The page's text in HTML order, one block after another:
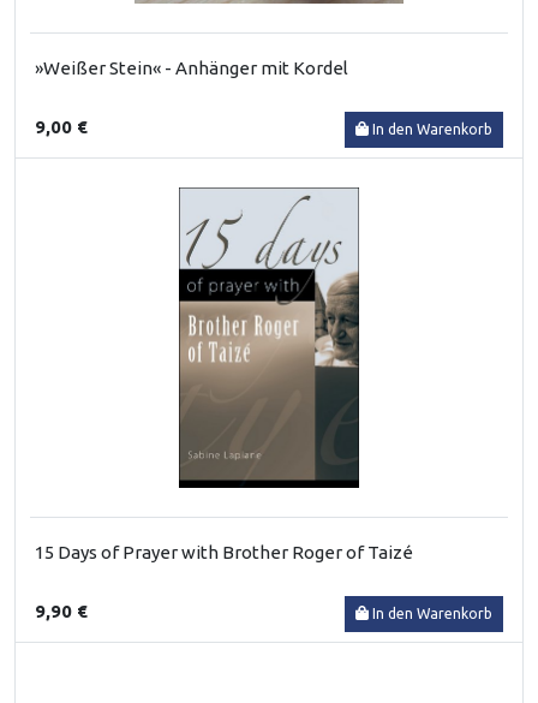
»Weißer Stein« - Anhänger mit Kordel
9,00 € In den Warenkorb
15 Days of Prayer with Brother Roger of Taizé
9,90 € In den Warenkorb